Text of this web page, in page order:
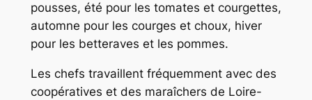
pousses, été pour les tomates et courgettes,
automne pour les courges et choux, hiver
pour les betteraves et les pommes.
Les chefs travaillent fréquemment avec des
coopératives et des maraîchers de Loire-